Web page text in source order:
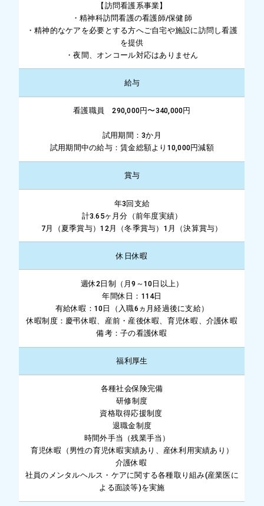
【訪問看護系事業】
・精神科訪問看護の看護師/保健師
・精神的なケアを必要とする方へご自宅や施設に訪問し看護
を提供
・夜間、オンコール対応はありません
給与
看護職員 290,000円〜340,000円
試用期間：3か月
試用期間中の給与：賃金総額より10,000円減額
賞与
年3回支給
計3.65ヶ月分（前年度実績）
7月（夏季賞与）12月（冬季賞与）1月（決算賞与）
休日休暇
週休2日制（月9～10日以上）
年間休日：114日
有給休暇：10日（入職6ヵ月経過後に支給）
休暇制度：慶弔休暇、産前・産後休暇、育児休暇、介護休暇
備考：子の看護休暇
福利厚生
各種社会保険完備
研修制度
資格取得応援制度
退職金制度
時間外手当（残業手当）
育児休暇（男性の育児休暇実績あり、産休利用実績あり）
介護休暇
社員のメンタルヘルス・ケアに関する各種取り組み(産業医に
よる面談等)を実施